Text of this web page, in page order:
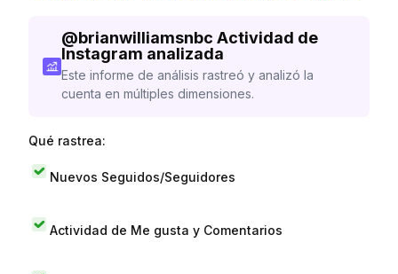
@brianwilliamsnbc Actividad de
Instagram analizada
Este informe de análisis rastreó y analizó la
cuenta en múltiples dimensiones.
Qué rastrea:
Nuevos Seguidos/Seguidores
Actividad de Me gusta y Comentarios